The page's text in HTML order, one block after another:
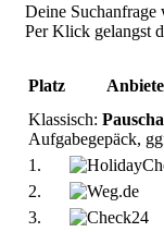
Deine Suchanfrage
Per Klick gelangst
Platz
Klassisch:
Aufgabegepäck,
1.
2.
3.